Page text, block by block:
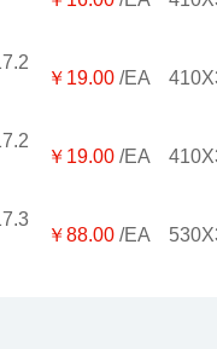
￥19.00/EA
￥19.00/EA
￥88.00/EA